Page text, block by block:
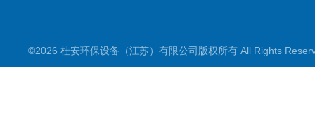
©2026 杜安环保设备（江苏）有限公司版权所有 All Rights